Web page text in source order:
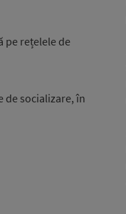
pe rețelele de
de socializare, în